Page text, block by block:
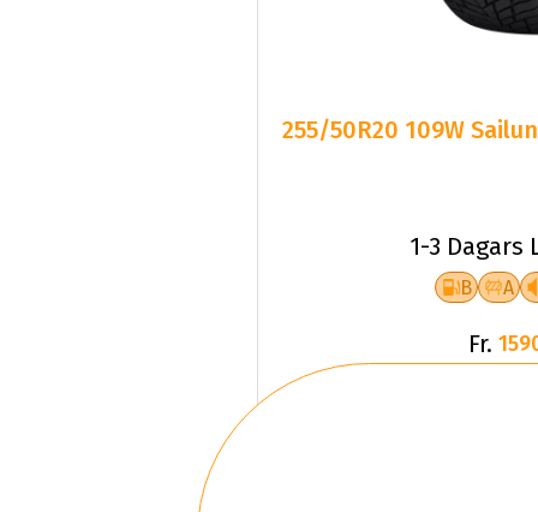
255/50R20 109W
1-3 Dagars
B A
Fr.